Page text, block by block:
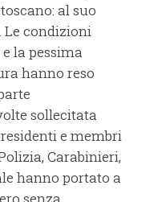
al suo
Le condizioni
la pessima
hanno reso
sollecitata
e membri
Carabinieri,
hanno portato a